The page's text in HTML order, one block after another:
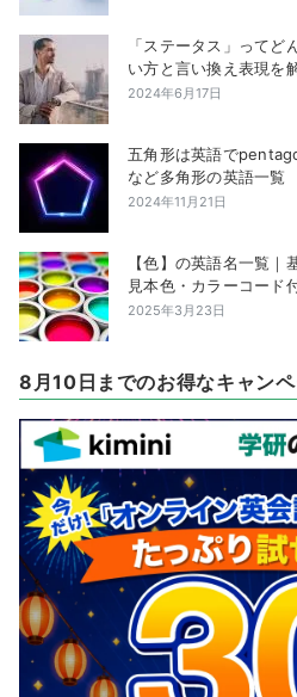
「ステータス」ってど
い方と言い換え表現を
2024年6月17日
五角形は英語で
など多角形の英語一覧
2024年11月21日
【色】の英語名一覧｜
見本色・カラーコード
2025年3月23日
8月10日までのお得なキャン